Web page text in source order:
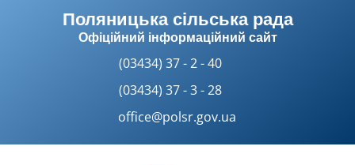
Поляницька сільська рада
Офіційний інформаційний сайт
(03434) 37 - 2 - 40
(03434) 37 - 3 - 28
office@polsr.gov.ua